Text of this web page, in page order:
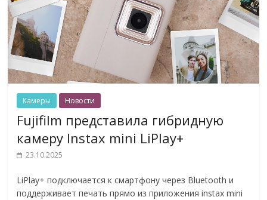
Камеры Новости
Fujifilm представила гибридную
камеру Instax mini LiPlay+
23.10.2025
LiPlay+ подключается к смартфону через Bluetooth и
поддерживает печать прямо из приложения instax mini